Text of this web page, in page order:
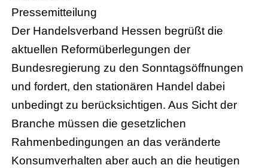
Pressemitteilung
Der Handelsverband Hessen begrüßt die
aktuellen Reformüberlegungen der
Bundesregierung zu den Sonntagsöffnungen
und fordert, den stationären Handel dabei
unbedingt zu berücksichtigen. Aus Sicht der
Branche müssen die gesetzlichen
Rahmenbedingungen an das veränderte
Konsumverhalten aber auch an die heutigen